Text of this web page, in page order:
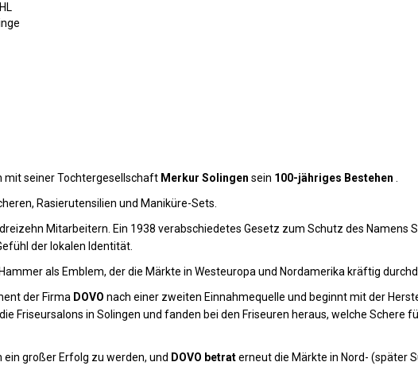
seiner Tochtergesellschaft Merkur Solingen sein 100-jähriges Bestehen
Rasierutensilien und Maniküre-Sets.
Mitarbeitern. Ein 1938 verabschiedetes Gesetz zum Schutz des Namens
der lokalen Identität.
als Emblem, der die Märkte in Westeuropa und Nordamerika kräftig
der Firma DOVO nach einer zweiten Einnahmequelle und beginnt mit der
Friseursalons in Solingen und fanden bei den Friseuren heraus, welche Schere
großer Erfolg zu werden, und DOVO betraterneut die Märkte in Nord- (später